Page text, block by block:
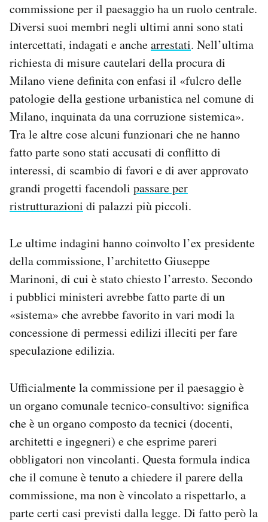
Notifiche mobile
Regala il Post
Hai bisogno di aiuto?
Esci
commissione per il paesaggio ha un ruolo centrale.
Diversi suoi membri negli ultimi anni sono stati
intercettati, indagati e anchearrestati. Nell’ultima
richiesta di misure cautelari della procura di
Milano viene definita con enfasi il «fulcro delle
patologie della gestione urbanistica nel comune di
Milano, inquinata da una corruzione sistemica».
Tra le altre cose alcuni funzionari che ne hanno
fatto parte sono stati accusati di conflitto di
interessi, di scambio di favori e di aver approvato
grandi progetti facendoli passare per
ristrutturazioni di palazzi più piccoli.
Le ultime indagini hanno coinvolto l’ex presidente
della commissione, l’architetto Giuseppe
Marinoni, di cui è stato chiesto l’arresto. Secondo
i pubblici ministeri avrebbe fatto parte di un
«sistema» che avrebbe favorito in vari modi la
concessione di permessi edilizi illeciti per fare
speculazione edilizia.
Ufficialmente la commissione per il paesaggio è
un organo comunale tecnico-consultivo: significa
che è un organo composto da tecnici (docenti,
architetti e ingegneri) e che esprime pareri
obbligatori non vincolanti. Questa formula indica
che il comune è tenuto a chiedere il parere della
commissione, ma non è vincolato a rispettarlo, a
parte certi casi previsti dalla legge. Di fatto però la